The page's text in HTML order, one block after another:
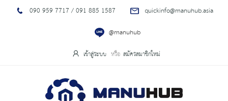
090 959 7717 / 091 885 1587
quickinfo@manuhub.asia
@manuhub
เข้าสู่ระบบ สมัครสมาชิกใหม่